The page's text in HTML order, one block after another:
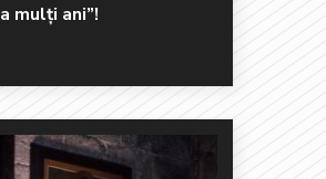
mulți ani”!